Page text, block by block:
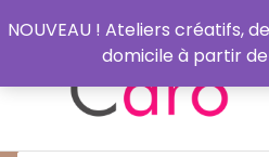
auNOUVEAU ! Ateliers créatifs,
domicile à partir